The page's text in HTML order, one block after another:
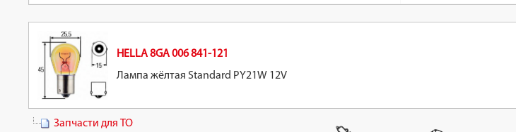
HELLA 8GA 006 841-121
Лампа жёлтая Standard PY21W 12V
Запчасти для ТО